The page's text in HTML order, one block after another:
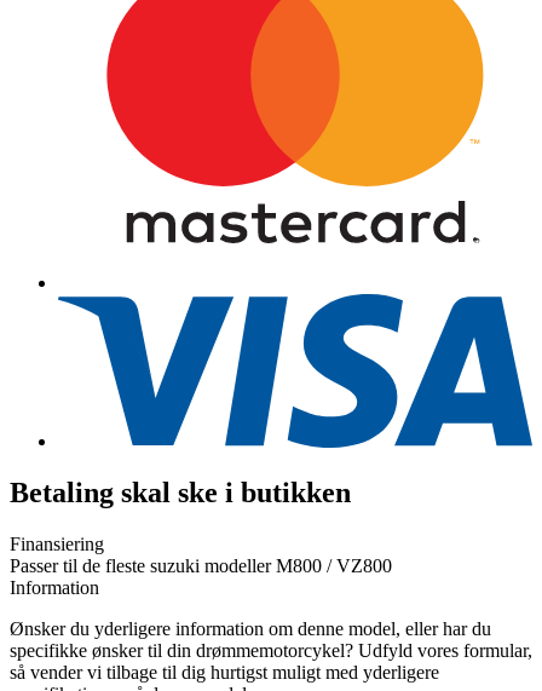
Betaling skal ske i butikken
Finansiering
Passer til de fleste suzuki modeller M800 / VZ800
Information
Ønsker du yderligere information om denne model, eller har du
specifikke ønsker til din drømmemotorcykel? Udfyld vores formular,
så vender vi tilbage til dig hurtigst muligt med yderligere